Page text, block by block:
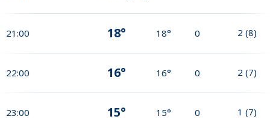
21:00 18° 18° 0 2 (8)
22:00 16° 16° 0 2 (7)
23:00 15° 15° 0 1 (7)